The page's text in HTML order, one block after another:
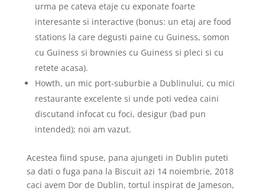
urma pe cateva etaje cu exponate foarte
interesante si interactive (bonus: un etaj are food
stations la care degusti paine cu Guiness, somon
cu Guiness si brownies cu Guiness si pleci si cu
retete acasa).
Howth, un mic port-suburbie a Dublinului, cu mici
restaurante excelente si unde poti vedea caini
discutand infocat cu foci, desigur (bad pun
intended); noi am vazut.
Acestea fiind spuse, pana ajungeti in Dublin puteti
sa dati o fuga pana la Biscuit azi 14 noiembrie, 2018
caci avem Dor de Dublin, tortul inspirat de Jameson,